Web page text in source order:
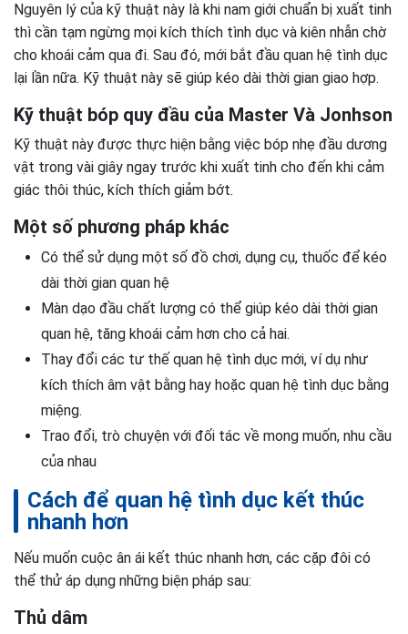
Nguyên lý của kỹ thuật này là khi nam giới chuẩn bị xuất tinh
thì cần tạm ngừng mọi kích thích tình dục và kiên nhẫn chờ
cho khoái cảm qua đi. Sau đó, mới bắt đầu quan hệ tình dục
lại lần nữa. Kỹ thuật này sẽ giúp kéo dài thời gian giao hợp.
Kỹ thuật bóp quy đầu của Master Và Jonhson
Kỹ thuật này được thực hiện bằng việc bóp nhẹ đầu dương
vật trong vài giây ngay trước khi xuất tinh cho đến khi cảm
giác thôi thúc, kích thích giảm bớt.
Một số phương pháp khác
Có thể sử dụng một số đồ chơi, dụng cụ, thuốc để kéo
dài thời gian quan hệ
Màn dạo đầu chất lượng có thể giúp kéo dài thời gian
quan hệ, tăng khoái cảm hơn cho cả hai.
Thay đổi các tư thế quan hệ tình dục mới, ví dụ như
kích thích âm vật bằng hay hoặc quan hệ tình dục bằng
miệng.
Trao đổi, trò chuyện với đối tác về mong muốn, nhu cầu
của nhau
Cách để quan hệ tình dục kết thúc
nhanh hơn
Nếu muốn cuộc ân ái kết thúc nhanh hơn, các cặp đôi có
thể thử áp dụng những biện pháp sau:
Thủ dâm